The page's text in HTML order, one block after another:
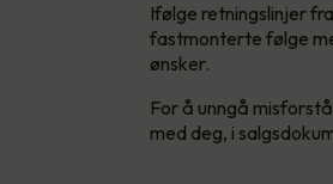
Ifølge retningslinjer
fastmonterte følge
ønsker.
For å unngå
med deg, i